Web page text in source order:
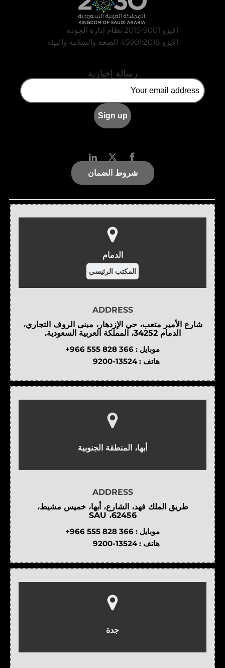
الأيزو 9001-2015 نظام إدارة الجودة
الأيزو 45001:2018 الصحة والسلامة والبيئة
رسالة إخبارية
شروط الضمان
الدمام
المكتب الرئيسي
ADDRESS
شارع الأمير متعب، حي الإزدهار، مبنى الروف التجاري،
الدمام 34252، المملكة العربية السعودية.
موبايل : +966 555 828 366
هاتف : 9200-13524
أبها، المنطقة الجنوبية
ADDRESS
طريق الملك فهد، الشارع، أبها، خميس مشيط،
62456، SAU
موبايل : +966 555 828 366
هاتف : 9200-13524
جدة